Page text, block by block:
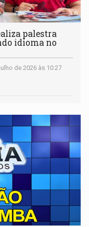
palestra
idioma no
de 2026 às 10:27